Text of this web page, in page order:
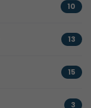
10
13
15
3